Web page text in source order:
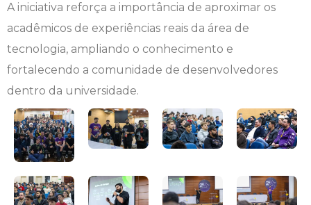
A iniciativa reforça a importância de aproximar os
acadêmicos de experiências reais da área de
tecnologia, ampliando o conhecimento e
fortalecendo a comunidade de desenvolvedores
dentro da universidade.
Farmácia
Medicina
Medicina Veterinária
Nutrição
Odontologia
Manual de Formatura
Minha Biblioteca
Núcleo de Apoio Psicopedagógico
Ouvidoria
Plano de Ensino
Intercampo
NAPP e NAPC
Portal do Egresso
Portal do RH
Programa de Monitoria